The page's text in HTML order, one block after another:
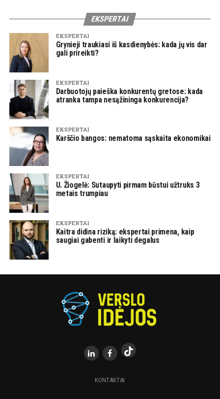
EKSPERTAI
EKSPERTAI
Grynieji traukiasi iš kasdienybės: kada jų vis dar
gali prireikti?
EKSPERTAI
Darbuotojų paieška konkurentų gretose: kada
atranka tampa nesąžininga konkurencija?
EKSPERTAI
Karščio bangos: nematoma sąskaita ekonomikai
EKSPERTAI
U. Žiogelė: Sutaupyti pirmam būstui užtruks 3
metais trumpiau
EKSPERTAI
Kaitra didina riziką: ekspertai primena, kaip
saugiai gabenti ir laikyti degalus
KONTAKTAI